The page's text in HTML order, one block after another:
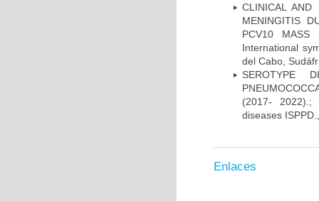
CLINICAL AND
MENINGITIS
PCV10 MASS
International
del Cabo,
SEROTYPE
(2017- 2022).;
diseases
Enlaces